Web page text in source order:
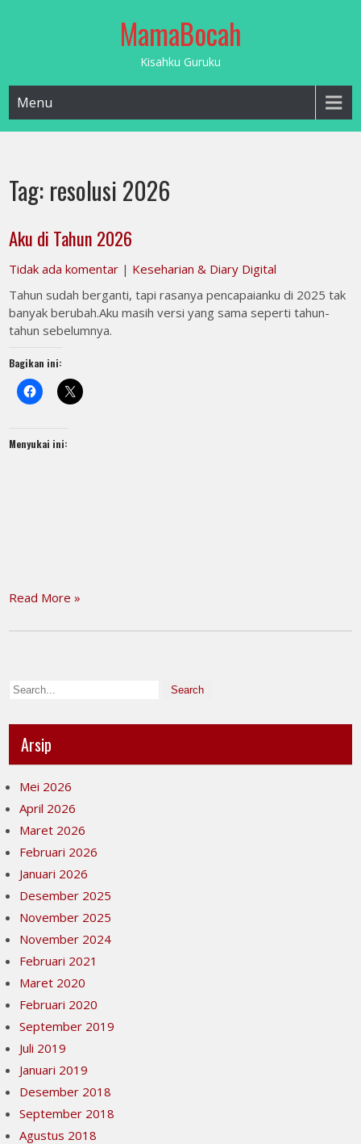
MamaBocah
Kisahku Guruku
Menu
Tag: resolusi 2026
Aku di Tahun 2026
Tidak ada komentar | Keseharian & Diary Digital
Tahun sudah berganti, tapi rasanya pencapaianku di 2025 tak
banyak berubah.Aku masih versi yang sama seperti tahun-
tahun sebelumnya.
Bagikan ini:
Menyukai ini:
Read More »
Arsip
Mei 2026
April 2026
Maret 2026
Februari 2026
Januari 2026
Desember 2025
November 2025
November 2024
Februari 2021
Maret 2020
Februari 2020
September 2019
Juli 2019
Januari 2019
Desember 2018
September 2018
Agustus 2018